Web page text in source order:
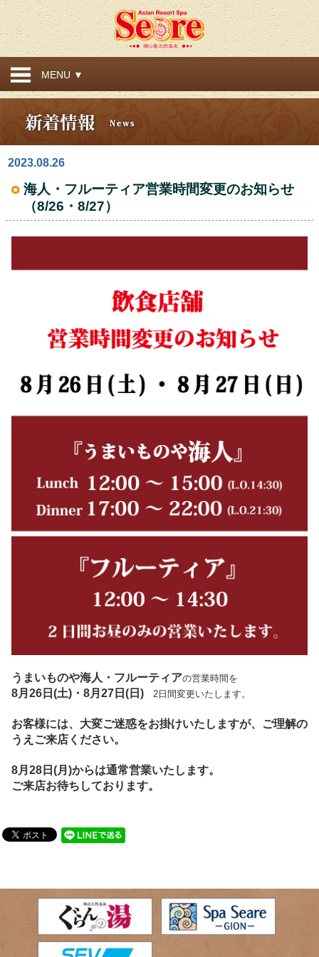
MENU ▼
2023.08.26
海人・フルーティア営業時間変更のお知らせ
（8/26・8/27）
うまいものや海人・フルーティアの営業時間を
8月26日(土)・8月27日(日) 2日間変更いたします。
お客様には、大変ご迷惑をお掛けいたしますが、ご理解の
うえご来店ください。
8月28日(月)からは通常営業いたします。
ご来店お待ちしております。